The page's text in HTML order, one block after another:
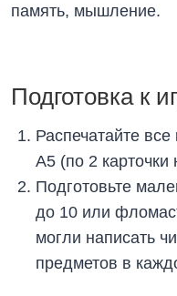
память, мышление.
Подготовка к
Распечатайте
А5 (по 2 карточки
Подготовьте
до 10 или
могли написать
предметов в